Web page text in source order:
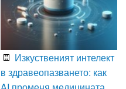
Изкуственият интелект
в здравеопазването: как